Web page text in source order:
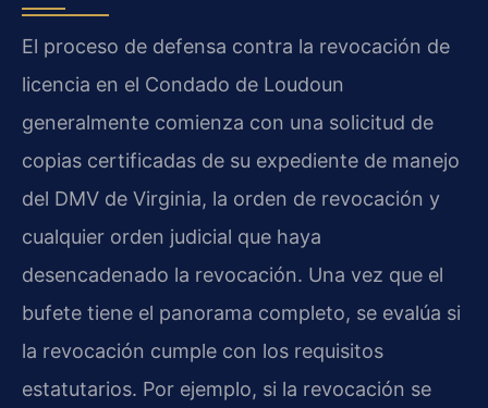
El proceso de defensa contra la revocación de
licencia en el Condado de Loudoun
generalmente comienza con una solicitud de
copias certificadas de su expediente de manejo
del DMV de Virginia, la orden de revocación y
cualquier orden judicial que haya
desencadenado la revocación. Una vez que el
bufete tiene el panorama completo, se evalúa si
la revocación cumple con los requisitos
estatutarios. Por ejemplo, si la revocación se